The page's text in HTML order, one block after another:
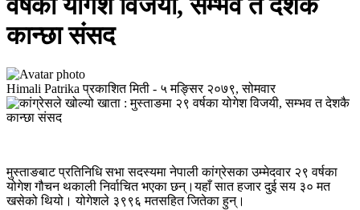
कान्छा संसद
Himali Patrika प्रकाशित मिती - ५ मङ्सिर २०७९, सोमवार
मुस्ताङबाट प्रतिनिधि सभा सदस्यमा नेपाली कांग्रेसका उम्मेदवार २९ वर्षका
योगेश गौचन थकाली निर्वाचित भएका छन्।यहाँ सात हजार दुई सय ३० मत
खसेको थियो। योगेशले ३९९६ मतसहित जितेका हुन्।